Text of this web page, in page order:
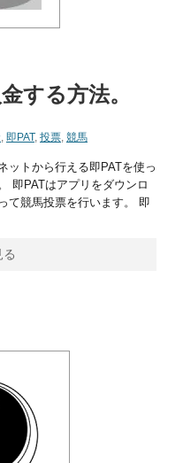
する方法。
, 即PAT, 投票, 競馬
ットから行える即PATを使っ
即PATはアプリをダウンロ
て競馬投票を行います。 即